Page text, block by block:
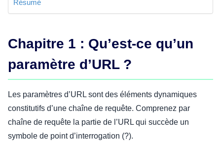
Résumé
Chapitre 1 : Qu’est-ce qu’un
paramètre d’URL ?
Les paramètres d’URL sont des éléments dynamiques
constitutifs d’une chaîne de requête. Comprenez par
chaîne de requête la partie de l’URL qui succède un
symbole de point d’interrogation (?).